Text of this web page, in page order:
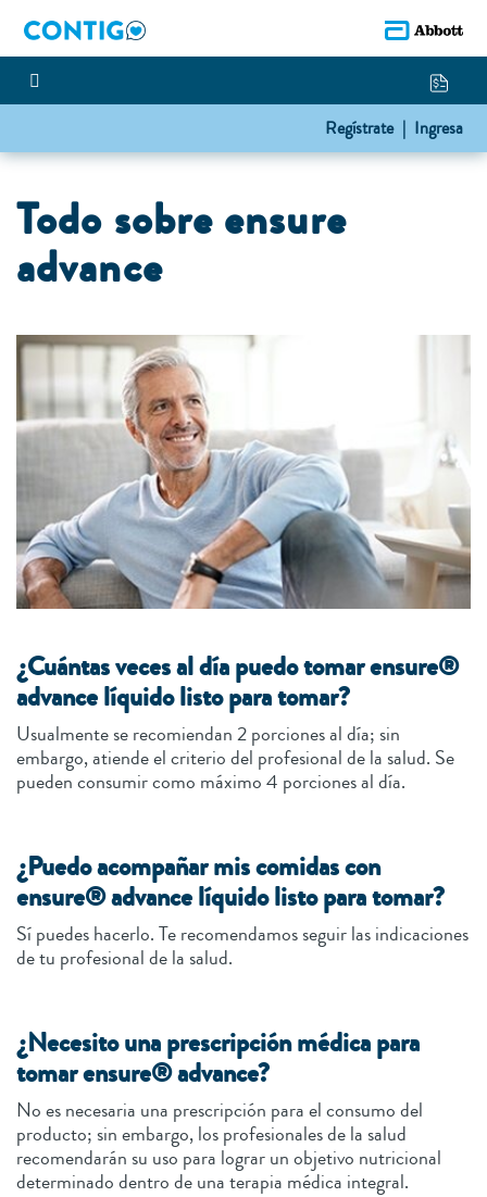
Regístrate | Ingresa
Todo sobre ensure
advance
¿Cuántas veces al día puedo tomar ensure®
advance líquido listo para tomar?
Usualmente se recomiendan 2 porciones al día; sin
embargo, atiende el criterio del profesional de la salud. Se
pueden consumir como máximo 4 porciones al día.
¿Puedo acompañar mis comidas con
ensure® advance líquido listo para tomar?
Sí puedes hacerlo. Te recomendamos seguir las indicaciones
de tu profesional de la salud.
¿Necesito una prescripción médica para
tomar ensure® advance?
No es necesaria una prescripción para el consumo del
producto; sin embargo, los profesionales de la salud
recomendarán su uso para lograr un objetivo nutricional
determinado dentro de una terapia médica integral.